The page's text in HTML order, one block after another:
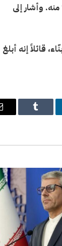
أن إيران وافقت من حيث المبدأ على إطار التفاهم بينما تم إنجاز 95% منه. وأشار إلى
قائلاً إنه أبلغ
Tumblr